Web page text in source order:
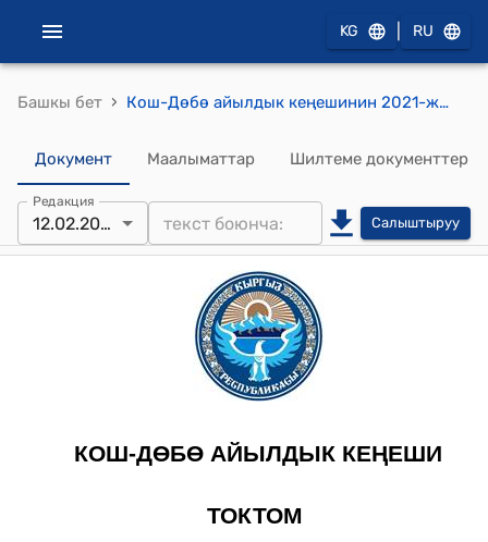
KG RU
Башкы бет › Кош-Дөбө айылдык кеңешинин 2021-жылдын 12-февралындагы № 36/148 "Кош-Дөбө айыл аймактык Кеңешинин туруктуу комиссияларын түзүү жөнүндө" токтому
Документ Маалыматтар Шилтеме документтер
Редакция
12.02.2021 Салыштыруу